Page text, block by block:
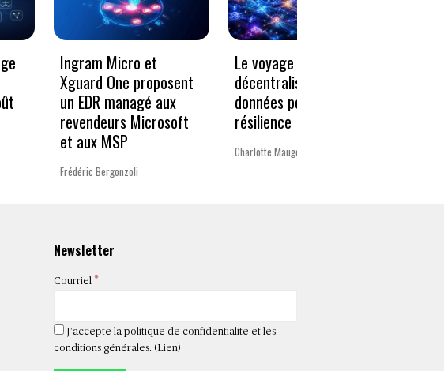
Ingram Micro et
Xguard One proposent
un EDR managé aux
revendeurs Microsoft
et aux MSP
Frédéric Bergonzoli
Le voyage vers la
décentralisation des
données pour plus de
résilience
Charlotte Mauger
Newsletter
Courriel *
J’accepte la politique de confidentialité et les
conditions générales. (Lien)